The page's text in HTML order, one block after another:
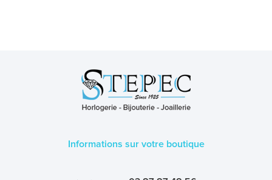
Informations sur votre boutique